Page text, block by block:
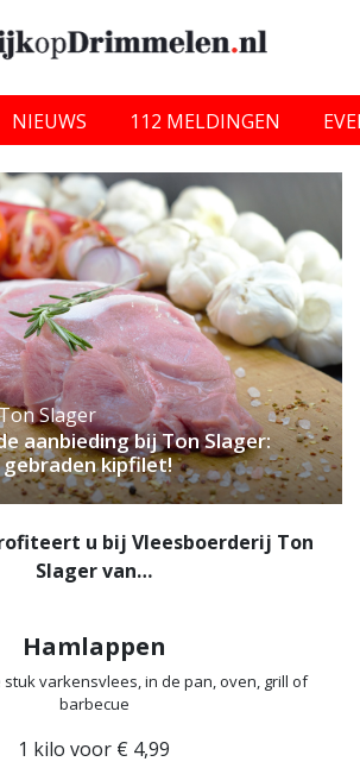
NIEUWS 112 MELDINGEN
Slager
aanbieding bij Ton Slager:
kipfilet!
u bij Vleesboerderij Ton
Slager van…
Hamlappen
varkensvlees, in de pan, oven, grill of
barbecue
1 kilo voor € 4,99